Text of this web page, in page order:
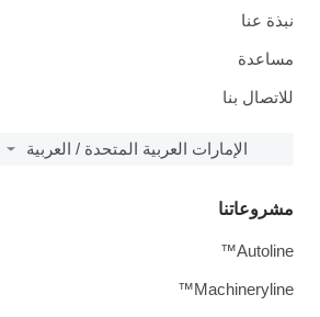
نبذة عنا
مساعدة
للاتصال بنا
الإمارات العربية المتحدة / العربية
مشروعاتنا
Autoline™
Machineryline™